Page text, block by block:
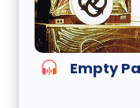
Empty